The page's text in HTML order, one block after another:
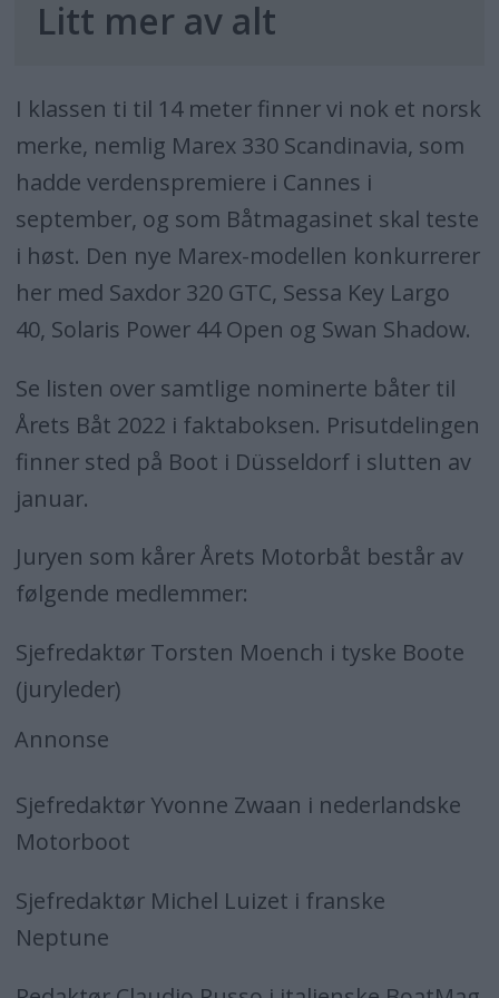
Absolute 48 Coupé 14,90 x 4,52
Invictus TT460 14,27 x 4,43
Leopard 53 PC 16,19 x 7,67
Pardo Endurance 60 18,00 x 5,10
Deplasement
Beneteau Grand Trawler 62 18,95 x 5,41
Boarcruiser 37 Lounge 11,06 x 3,60
Linssen GS 500 Sedan 15,50 x 4,65
Litt mer av alt
I klassen ti til 14 meter finner vi nok et norsk
merke, nemlig Marex 330 Scandinavia, som
hadde verdenspremiere i Cannes i
september, og som Båtmagasinet skal teste
i høst. Den nye Marex-modellen konkurrerer
her med Saxdor 320 GTC, Sessa Key Largo
40, Solaris Power 44 Open og Swan Shadow.
Se listen over samtlige nominerte båter til
Årets Båt 2022 i faktaboksen. Prisutdelingen
finner sted på Boot i Düsseldorf i slutten av
januar.
Juryen som kårer Årets Motorbåt består av
følgende medlemmer:
Sjefredaktør Torsten Moench i tyske Boote
(juryleder)
Annonse
Sjefredaktør Yvonne Zwaan i nederlandske
Motorboot
Sjefredaktør Michel Luizet i franske
Neptune